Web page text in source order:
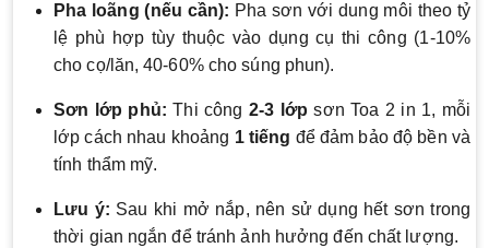
Pha loãng (nếu cần): Pha sơn với dung môi theo tỷ
lệ phù hợp tùy thuộc vào dụng cụ thi công (1-10%
cho cọ/lăn, 40-60% cho súng phun).
Sơn lớp phủ: Thi công 2-3 lớp sơn Toa 2 in 1, mỗi
lớp cách nhau khoảng 1 tiếng để đảm bảo độ bền và
tính thẩm mỹ.
Lưu ý: Sau khi mở nắp, nên sử dụng hết sơn trong
thời gian ngắn để tránh ảnh hưởng đến chất lượng.